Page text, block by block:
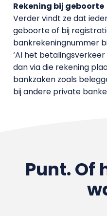
Rekening bij geboorte
Verder vindt ze dat
geboorte of bij
bankrekeningnummer
‘Al het
dan via die rekening
bankzaken zoals
bij andere private
Punt. Of